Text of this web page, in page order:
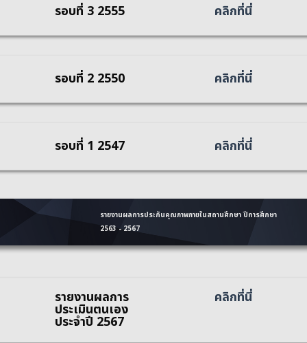
รอบที่ 3 2555 คลิกที่นี่
รอบที่ 2 2550 คลิกที่นี่
รอบที่ 1 2547 คลิกที่นี่
รายงานผลการประกันคุณภาพภายในสถานศึกษา ปีการศึกษา
2563 - 2567
รายงานผลการ
ประเมินตนเอง
ประจำปี 2567
คลิกที่นี่